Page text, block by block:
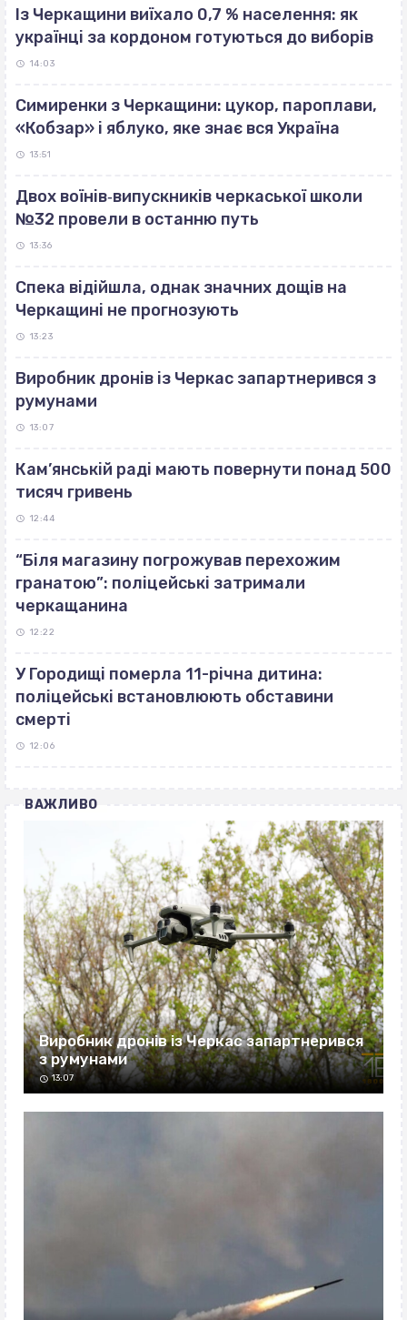
Із Черкащини виїхало 0,7 % населення: як
українці за кордоном готуються до виборів
14:03
Симиренки з Черкащини: цукор, пароплави,
«Кобзар» і яблуко, яке знає вся Україна
13:51
Двох воїнів‐випускників черкаської школи
№32 провели в останню путь
13:36
Спека відійшла, однак значних дощів на
Черкащині не прогнозують
13:23
Виробник дронів із Черкас запартнерився з
румунами
13:07
Кам’янській раді мають повернути понад 500
тисяч гривень
12:44
“Біля магазину погрожував перехожим
гранатою”: поліцейські затримали
черкащанина
12:22
У Городищі померла 11-річна дитина:
поліцейські встановлюють обставини
смерті
12:06
ВАЖЛИВО
Виробник дронів із Черкас запартнерився
з румунами
13:07